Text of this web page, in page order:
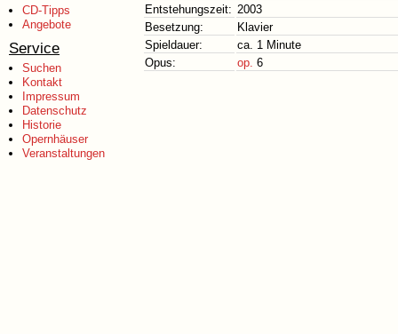
CD-Tipps
Angebote
Service
Suchen
Kontakt
Impressum
Datenschutz
Historie
Opernhäuser
Veranstaltungen
Entstehungszeit: 2003
Besetzung:
Klavier
Spieldauer:
ca. 1 Minute
Opus:
op. 6